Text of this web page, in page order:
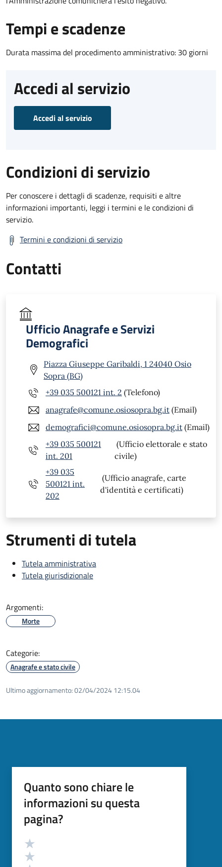
Tempi e scadenze
Durata massima del procedimento amministrativo: 30 giorni
Accedi al servizio
Accedi al servizio
Condizioni di servizio
Per conoscere i dettagli di scadenze, requisiti e altre
informazioni importanti, leggi i termini e le condizioni di
servizio.
Termini e condizioni di servizio
Contatti
Ufficio Anagrafe e Servizi
Demografici
Piazza Giuseppe Garibaldi, 1 24040 Osio
Sopra (BG)
+39 035 500121 int. 2 (Telefono)
anagrafe@comune.osiosopra.bg.it (Email)
demografici@comune.osiosopra.bg.it (Email)
+39 035 500121
int. 201
(Ufficio elettorale e stato
civile)
+39 035
500121 int.
202
(Ufficio anagrafe, carte
d'identità e certificati)
Strumenti di tutela
Tutela amministrativa
Tutela giurisdizionale
Argomenti:
Morte
Categorie:
Anagrafe e stato civile
Ultimo aggiornamento:02/04/2024 12:15.04
Quanto sono chiare le
informazioni su questa
pagina?
Valutazione